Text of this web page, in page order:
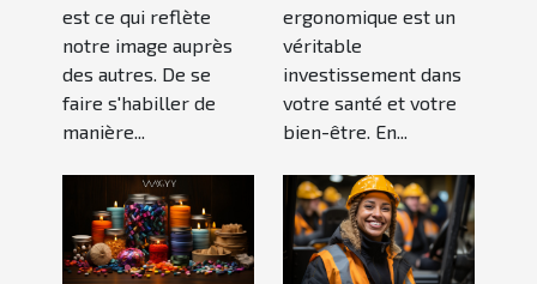
est ce qui reflète
notre image auprès
des autres. De se
faire s'habiller de
manière...
ergonomique est un
véritable
investissement dans
votre santé et votre
bien-être. En...